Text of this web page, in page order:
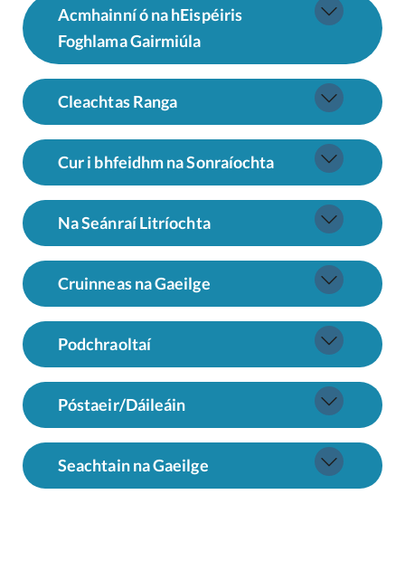
Acmhainní ó na hEispéiris
Foghlama Gairmiúla
Cleachtas Ranga
Cur i bhfeidhm na Sonraíochta
Na Seánraí Litríochta
Cruinneas na Gaeilge
Podchraoltaí
Póstaeir/Dáileáin
Seachtain na Gaeilge